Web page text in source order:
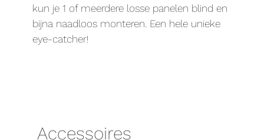
kun je 1 of meerdere losse panelen blind en
bijna naadloos monteren. Een hele unieke
eye-catcher!
Accessoires